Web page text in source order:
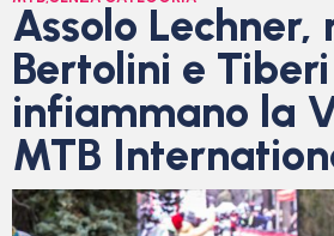
Assolo Lechner,
Bertolini e Tiberi
infiammano la
MTB